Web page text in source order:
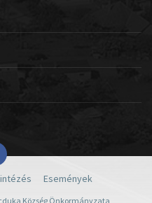
Események
Község Önkormányzata